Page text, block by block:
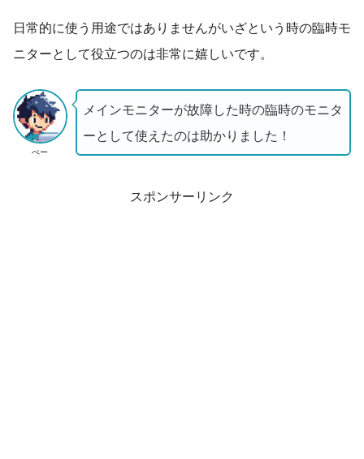
日常的に使う用途ではありませんがいざという時の臨時モ
ニターとして役立つのは非常に嬉しいです。
ぺー
メインモニターが故障した時の臨時のモニタ
ーとして使えたのは助かりました！
スポンサーリンク